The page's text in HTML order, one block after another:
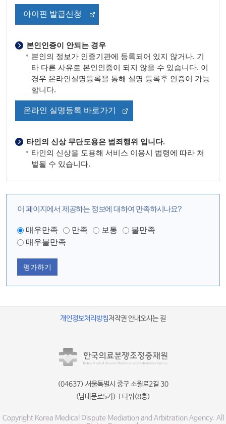
아이핀 발급신청
본인인증이 안되는 경우
본인의 정보가 인증기관에 등록되어 있지 않거나. 기
타 다른 사유로 본인인증이 되지 않을 수 있습니다. 이
경우 온라인실명등록을 통해 실명 등록후 인증이 가능
합니다.
온라인 실명등록 바로가기
타인의 신상 무단도용은 범죄행위 입니다.
타인의 신상을 도용해 서비스 이용시 법령에 따라 처
벌될 수 있습니다.
이 페이지에서 제공하는 정보에 대하여 만족하시나요?
매우만족 만족 보통
불만족
매우불만족
평가하기
개인정보처리방침저작권 안내오시는 길
(04637) 서울특별시 중구 소월로2길 30
(남대문로5가) T타워(8층)
Copyright Korea Medical Dispute Mediation and Arbitration Agency. All